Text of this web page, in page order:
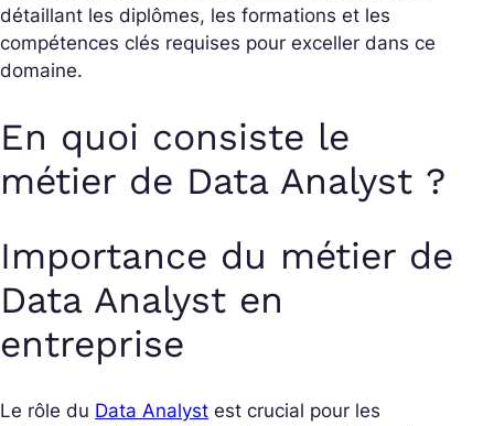
détaillant les diplômes, les formations et les
compétences clés requises pour exceller dans ce
domaine.
En quoi consiste le
métier de Data Analyst ?
Importance du métier de
Data Analyst en
entreprise
Le rôle du Data Analyst est crucial pour les